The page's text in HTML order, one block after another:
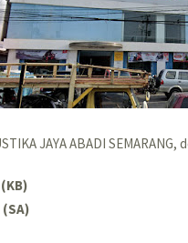
JAYA ABADI
(KB)
(SA)